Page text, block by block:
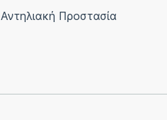
Αντηλιακή Προστασία